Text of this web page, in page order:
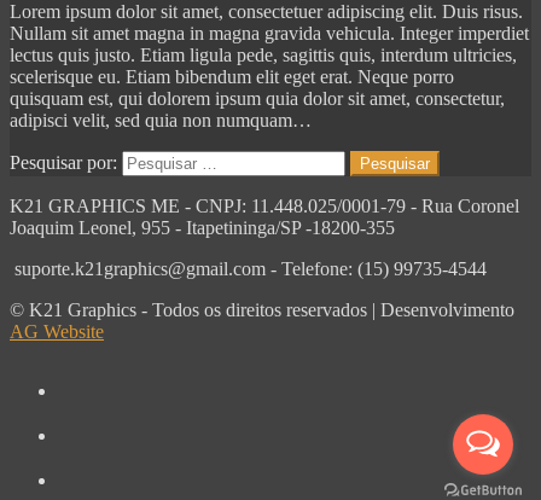
Lorem ipsum dolor sit amet, consectetuer adipiscing elit. Duis risus.
Nullam sit amet magna in magna gravida vehicula. Integer imperdiet
lectus quis justo. Etiam ligula pede, sagittis quis, interdum ultricies,
scelerisque eu. Etiam bibendum elit eget erat. Neque porro
quisquam est, qui dolorem ipsum quia dolor sit amet, consectetur,
adipisci velit, sed quia non numquam…
Pesquisar por:
K21 GRAPHICS ME - CNPJ: 11.448.025/0001-79 - Rua Coronel
Joaquim Leonel, 955 - Itapetininga/SP -18200-355
suporte.k21graphics@gmail.com - Telefone: (15) 99735-4544
© K21 Graphics - Todos os direitos reservados | Desenvolvimento
AG Website